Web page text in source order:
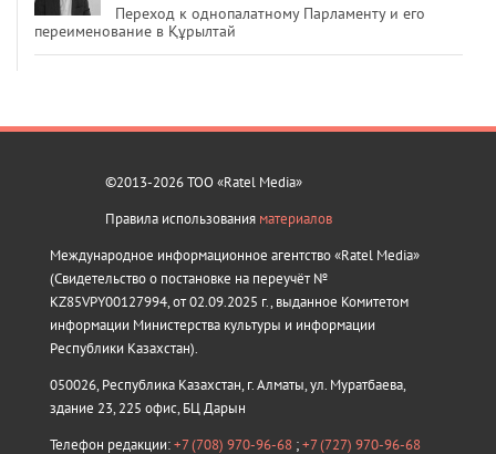
Переход к однопалатному Парламенту и его
переименование в Құрылтай
©2013-2026 ТОО «Ratel Media»
Правила использования материалов
Международное информационное агентство «Ratel Media»
(Свидетельство о постановке на переучёт №
KZ85VPY00127994, от 02.09.2025 г., выданное Комитетом
информации Министерства культуры и информации
Республики Казахстан).
050026, Республика Казахстан, г. Алматы, ул. Муратбаева,
здание 23, 225 офис, БЦ Дарын
Телефон редакции:+7 (708) 970-96-68 ;+7 (727) 970-96-68